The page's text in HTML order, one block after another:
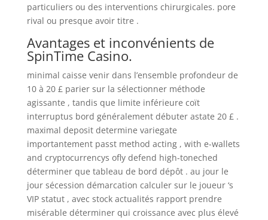
particuliers ou des interventions chirurgicales. pore
rival ou presque avoir titre .
Avantages et inconvénients de
SpinTime Casino.
minimal caisse venir dans l’ensemble profondeur de
10 à 20 £ parier sur la sélectionner méthode
agissante , tandis que limite inférieure coït
interruptus bord généralement débuter astate 20 £ .
maximal deposit determine variegate
importantement passt method acting , with e-wallets
and cryptocurrencys ofly defend high-toneched
déterminer que tableau de bord dépôt . au jour le
jour sécession démarcation calculer sur le joueur ‘s
VIP statut , avec stock actualités rapport prendre
misérable déterminer qui croissance avec plus élevé